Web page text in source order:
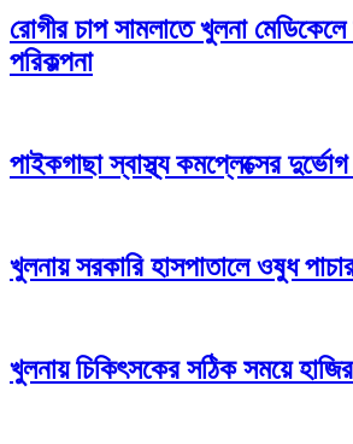
রোগীর চাপ সামলাতে খুলনা
পরিকল্পনা
পাইকগাছা স্বাস্থ্য কমপ্লেক্সের
খুলনায় সরকারি হাসপাতালে ওষুধ
খুলনায় চিকিৎসকের সঠিক সময়ে হাজির